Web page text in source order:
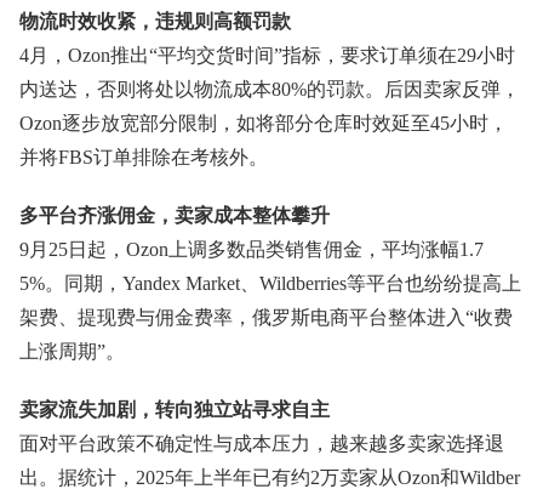
物流时效收紧，违规则高额罚款
4月，Ozon推出“平均交货时间”指标，要求订单须在29小时
内送达，否则将处以物流成本80%的罚款。后因卖家反弹，
Ozon逐步放宽部分限制，如将部分仓库时效延至45小时，
并将FBS订单排除在考核外。
多平台齐涨佣金，卖家成本整体攀升
9月25日起，Ozon上调多数品类销售佣金，平均涨幅1.7
5%。同期，Yandex Market、Wildberries等平台也纷纷提高上
架费、提现费与佣金费率，俄罗斯电商平台整体进入“收费
上涨周期”。
卖家流失加剧，转向独立站寻求自主
面对平台政策不确定性与成本压力，越来越多卖家选择退
出。据统计，2025年上半年已有约2万卖家从Ozon和Wildber